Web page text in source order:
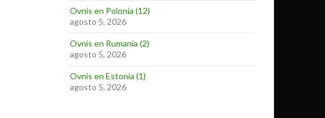
Ovnis en Polonia (12)
agosto 5, 2026
Ovnis en Rumania (2)
agosto 5, 2026
Ovnis en Estonia (1)
agosto 5, 2026